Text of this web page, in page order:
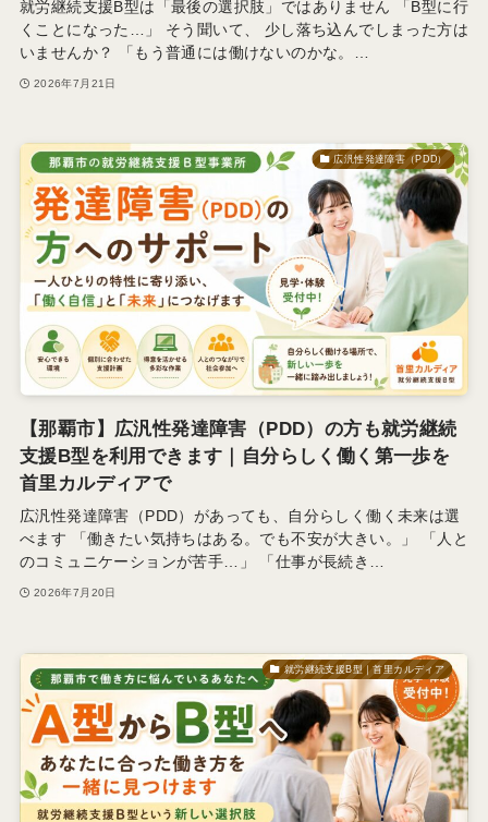
就労継続支援B型は「最後の選択肢」ではありません 「B型に行
くことになった…」 そう聞いて、 少し落ち込んでしまった方は
いませんか？ 「もう普通には働けないのかな。…
2026年7月21日
広汎性発達障害（PDD）
【那覇市】広汎性発達障害（PDD）の方も就労継続
支援B型を利用できます｜自分らしく働く第一歩を
首里カルディアで
広汎性発達障害（PDD）があっても、自分らしく働く未来は選
べます 「働きたい気持ちはある。でも不安が大きい。」 「人と
のコミュニケーションが苦手…」 「仕事が長続き…
2026年7月20日
就労継続支援B型｜首里カルディア